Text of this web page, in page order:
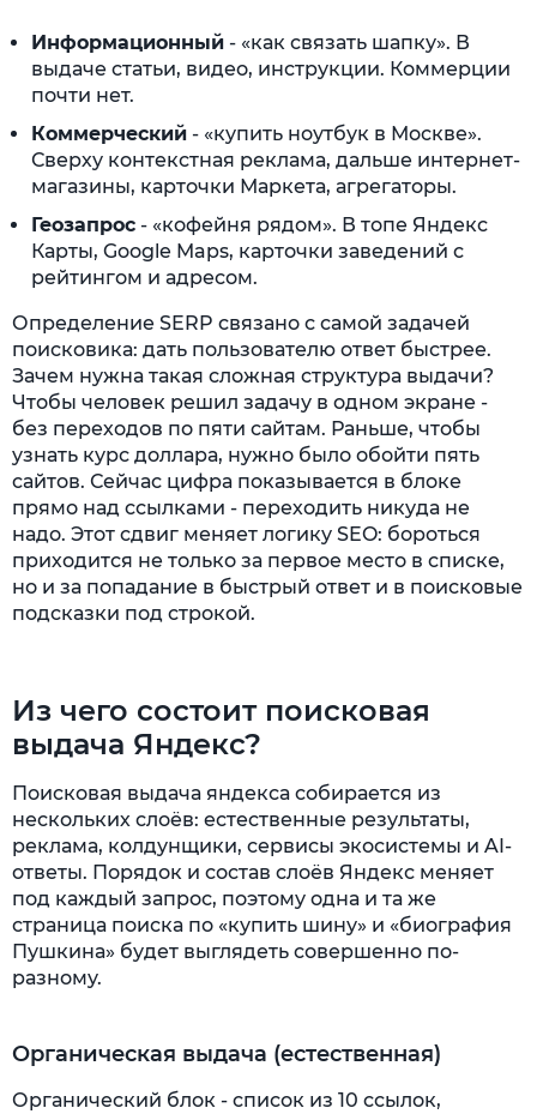
Информационный - «как связать шапку». В
выдаче статьи, видео, инструкции. Коммерции
почти нет.
Коммерческий - «купить ноутбук в Москве».
Сверху контекстная реклама, дальше интернет-
магазины, карточки Маркета, агрегаторы.
Геозапрос - «кофейня рядом». В топе Яндекс
Карты, Google Maps, карточки заведений с
рейтингом и адресом.
Определение SERP связано с самой задачей
поисковика: дать пользователю ответ быстрее.
Зачем нужна такая сложная структура выдачи?
Чтобы человек решил задачу в одном экране -
без переходов по пяти сайтам. Раньше, чтобы
узнать курс доллара, нужно было обойти пять
сайтов. Сейчас цифра показывается в блоке
прямо над ссылками - переходить никуда не
надо. Этот сдвиг меняет логику SEO: бороться
приходится не только за первое место в списке,
но и за попадание в быстрый ответ и в поисковые
подсказки под строкой.
Из чего состоит поисковая
выдача Яндекс?
Поисковая выдача яндекса собирается из
нескольких слоёв: естественные результаты,
реклама, колдунщики, сервисы экосистемы и AI-
ответы. Порядок и состав слоёв Яндекс меняет
под каждый запрос, поэтому одна и та же
страница поиска по «купить шину» и «биография
Пушкина» будет выглядеть совершенно по-
разному.
Органическая выдача (естественная)
Органический блок - список из 10 ссылок,